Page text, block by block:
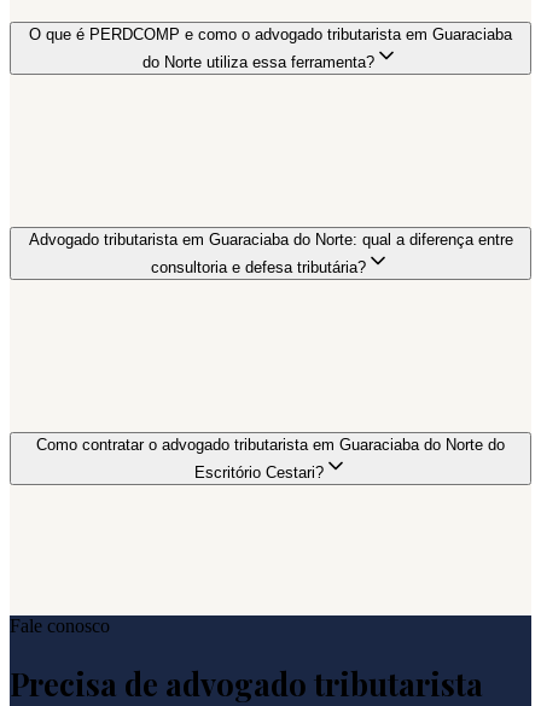
O que é PERDCOMP e como o advogado tributarista em Guaraciaba
do Norte utiliza essa ferramenta?
Advogado tributarista em Guaraciaba do Norte: qual a diferença entre
consultoria e defesa tributária?
Como contratar o advogado tributarista em Guaraciaba do Norte do
Escritório Cestari?
Fale conosco
Precisa de advogado tributarista